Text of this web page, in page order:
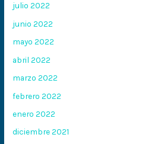
julio 2022
junio 2022
mayo 2022
abril 2022
marzo 2022
febrero 2022
enero 2022
diciembre 2021